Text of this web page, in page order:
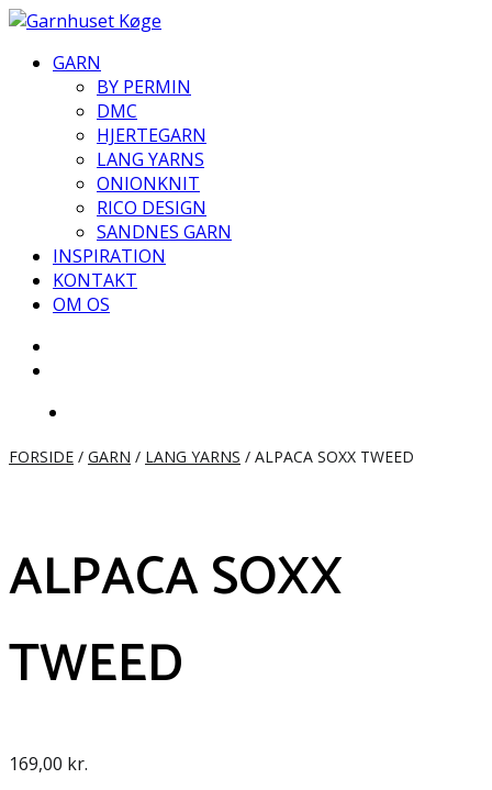
Videre
indholdGARN
BY PERMIN
DMC
HJERTEGARN
LANG YARNS
ONIONKNIT
RICO DESIGN
SANDNES GARN
INSPIRATION
KONTAKT
OM OS
FORSIDE / GARN / LANG YARNS / ALPACA SOXX TWEED
ALPACA SOXX
TWEED
169,00 kr.